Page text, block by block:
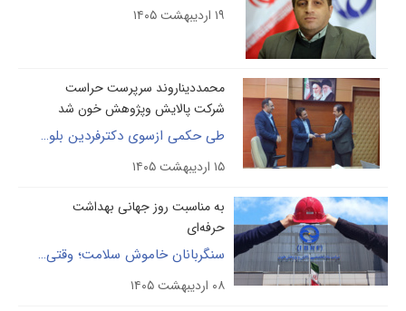
محمددیناروند سرپرست حراست
شرکت پالایش وپژوهش خون شد
طی حکمی ازسوی دکترفردین بلوچی، سرپرست حراست شرکت مادرتخصصی پالایش وپژوهش خون منصوب شد
۱۵ اردیبهشت ۱۴۰۵
به مناسبت روز جهانی بهداشت
حرفه‌ای
سنگربانان خاموش سلامت؛ وقتی هنرمهندس، رخ ندادن فاجعه است
۰۸ اردیبهشت ۱۴۰۵